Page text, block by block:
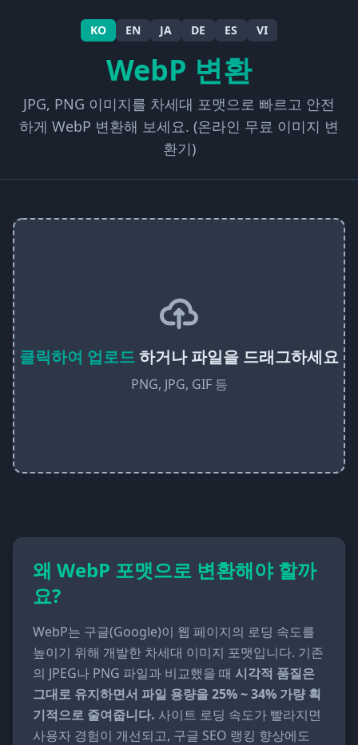
KO EN JA DE ES VI
WebP 변환
JPG, PNG 이미지를 차세대 포맷으로 빠르고 안전
하게 WebP 변환해 보세요. (온라인 무료 이미지 변
환기)
클릭하여 업로드하거나 파일을 드래그하세요
PNG, JPG, GIF 등
왜 WebP 포맷으로 변환해야 할까
요?
WebP는 구글(Google)이 웹 페이지의 로딩 속도를
높이기 위해 개발한 차세대 이미지 포맷입니다. 기존
의 JPEG나 PNG 파일과 비교했을 때 시각적 품질은
그대로 유지하면서 파일 용량을 25% ~ 34% 가량 획
기적으로 줄여줍니다. 사이트 로딩 속도가 빨라지면
사용자 경험이 개선되고, 구글 SEO 랭킹 향상에도